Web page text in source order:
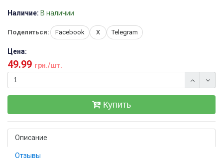
Наличие: В наличии
Поделиться: Facebook X Telegram
Цена:
49.99 грн./шт.
Купить
Описание
Отзывы